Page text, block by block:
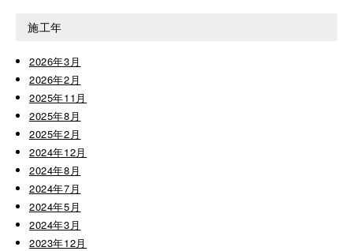
施工年
2026年3月
2026年2月
2025年11月
2025年8月
2025年2月
2024年12月
2024年8月
2024年7月
2024年5月
2024年3月
2023年12月